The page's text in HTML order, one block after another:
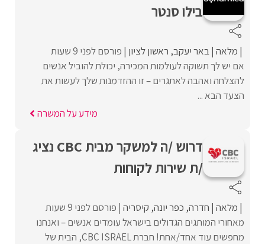
בילו סנטר
מלאה באר יעקב ראשון לציון פורסם לפני 9 שעות
אם יש לך תשוקה לעולמות המכירה, יכולת להוביל אנשים
להצלחה ואהבה לאתגרים – זו ההזדמנות שלך לעשות את
הצעד הבא ...
מידע על המשרה
דרוש /ה למשקר מבית CBC נציג
/ת שירות לקוחות
מלאה חדרה כפר יונה קיסריה פורסם לפני 9 שעות
מאחורי המותגים הגדולים בישראל עומדים אנשים – ואנחנו
מחפשים עוד אחד/אחת! חברת CBC ISRAEL, הבית של